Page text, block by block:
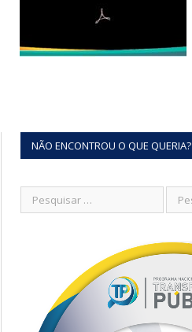
NÃO ENCONTROU O QUE QUERIA?